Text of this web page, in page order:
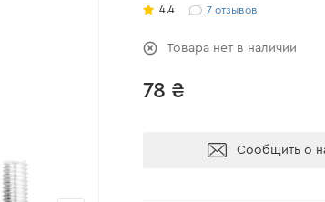
4.4 7отзывов
Товара нет в наличии
78 ₴
Сообщить о